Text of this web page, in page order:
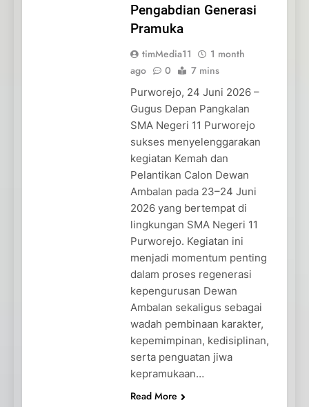
Pengabdian Generasi
Pramuka
timMedia11
1 month
ago
0 7 mins
Purworejo, 24 Juni 2026 –
Gugus Depan Pangkalan
SMA Negeri 11 Purworejo
sukses menyelenggarakan
kegiatan Kemah dan
Pelantikan Calon Dewan
Ambalan pada 23–24 Juni
2026 yang bertempat di
lingkungan SMA Negeri 11
Purworejo. Kegiatan ini
menjadi momentum penting
dalam proses regenerasi
kepengurusan Dewan
Ambalan sekaligus sebagai
wadah pembinaan karakter,
kepemimpinan, kedisiplinan,
serta penguatan jiwa
kepramukaan…
Read More